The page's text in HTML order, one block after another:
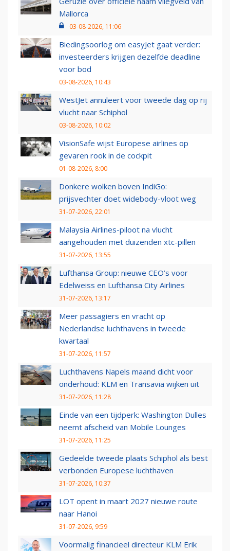
Mallorca
03-08-2026, 11:06
Biedingsoorlog om easyJet gaat verder:
investeerders krijgen dezelfde deadline
voor bod
03-08-2026, 10:43
WestJet annuleert voor tweede dag op rij
vlucht naar Schiphol
03-08-2026, 10:02
VisionSafe wijst Europese airlines op
gevaren rook in de cockpit
01-08-2026, 8:00
Donkere wolken boven IndiGo:
prijsvechter doet widebody-vloot weg
31-07-2026, 22:01
Malaysia Airlines-piloot na vlucht
aangehouden met duizenden xtc-pillen
31-07-2026, 13:55
Lufthansa Group: nieuwe CEO’s voor
Edelweiss en Lufthansa City Airlines
31-07-2026, 13:17
Meer passagiers en vracht op
Nederlandse luchthavens in tweede
kwartaal
31-07-2026, 11:57
Luchthavens Napels maand dicht voor
onderhoud: KLM en Transavia wijken uit
31-07-2026, 11:28
Einde van een tijdperk: Washington Dulles
neemt afscheid van Mobile Lounges
31-07-2026, 11:25
Gedeelde tweede plaats Schiphol als best
verbonden Europese luchthaven
31-07-2026, 10:37
LOT opent in maart 2027 nieuwe route
naar Hanoi
31-07-2026, 9:59
Voormalig financieel directeur KLM Erik